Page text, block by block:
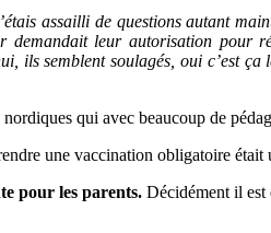
assailli de questions autant
leur autorisation pour
ils semblent soulagés, oui c’est
qui avec beaucoup de
une vaccination obligatoire était
pour les parents. Décidément il est